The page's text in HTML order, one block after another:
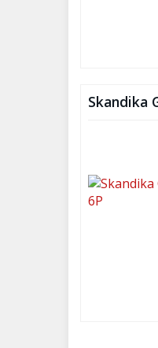
Skandika